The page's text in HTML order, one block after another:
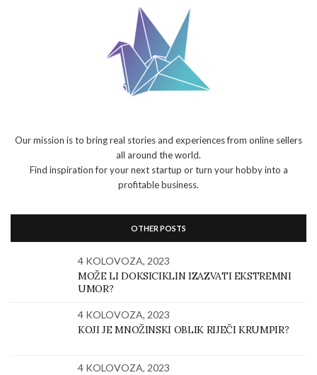
Our mission is to bring real stories and experiences from online sellers
all around the world.
Find inspiration for your next startup or turn your hobby into a
profitable business.
OTHER POSTS
4 KOLOVOZA, 2023
MOŽE LI DOKSICIKLIN IZAZVATI EKSTREMNI
UMOR?
4 KOLOVOZA, 2023
KOJI JE MNOŽINSKI OBLIK RIJEČI KRUMPIR?
4 KOLOVOZA, 2023